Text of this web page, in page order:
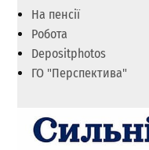
На пенсії
Робота
Depositphotos
ГО "Перспектива"